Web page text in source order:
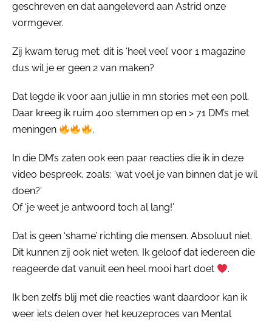
geschreven en dat aangeleverd aan Astrid onze
vormgever.
Zij kwam terug met: dit is ‘heel veel’ voor 1 magazine
dus wil je er geen 2 van maken?
Dat legde ik voor aan jullie in mn stories met een poll.
Daar kreeg ik ruim 400 stemmen op en > 71 DM’s met
meningen
.
In die DM’s zaten ook een paar reacties die ik in deze
video bespreek, zoals: ‘wat voel je van binnen dat je wil
doen?’
Of ‘je weet je antwoord toch al lang!’
Dat is geen ‘shame’ richting die mensen. Absoluut niet.
Dit kunnen zij ook niet weten. Ik geloof dat iedereen die
reageerde dat vanuit een heel mooi hart doet
.
Ik ben zelfs blij met die reacties want daardoor kan ik
weer iets delen over het keuzeproces van Mental